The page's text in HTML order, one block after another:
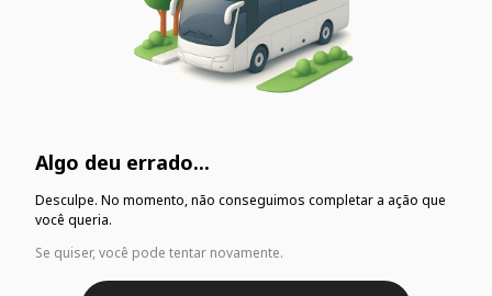
Algo deu errado...
Desculpe. No momento, não conseguimos completar a ação que
você queria.
Se quiser, você pode tentar novamente.